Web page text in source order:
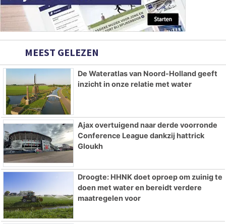
MEEST GELEZEN
De Wateratlas van Noord-Holland geeft
inzicht in onze relatie met water
Ajax overtuigend naar derde voorronde
Conference League dankzij hattrick
Gloukh
Droogte: HHNK doet oproep om zuinig te
doen met water en bereidt verdere
maatregelen voor